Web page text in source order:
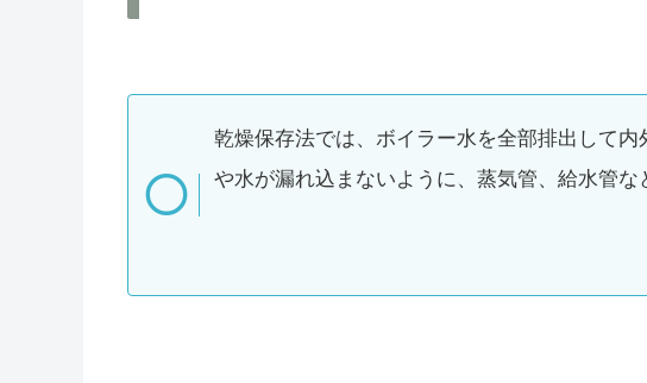
乾燥保存法では、ボイラー水を全部排出して
や水が漏れ込まないように、蒸気管、給水管な